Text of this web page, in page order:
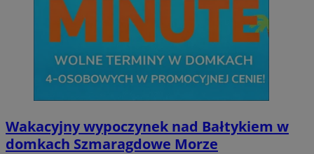
Wakacyjny wypoczynek nad Bałtykiem w
domkach Szmaragdowe Morze